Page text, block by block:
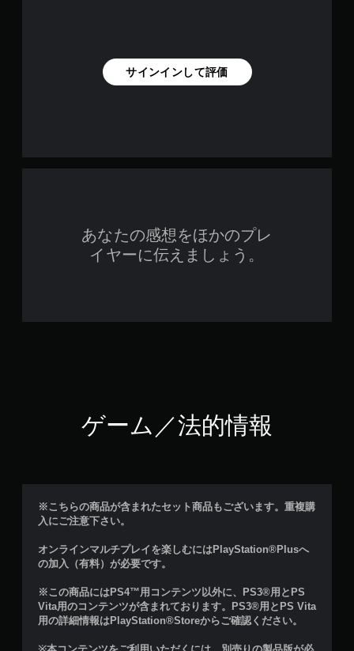
サインインして評価
あなたの感想をほかのプレ
イヤーに伝えましょう。
ゲーム／法的情報
※こちらの商品が含まれたセット商品もございます。重複購
入にご注意下さい。
オンラインマルチプレイを楽しむにはPlayStation®Plusへ
の加入（有料）が必要です。
※この商品にはPS4™用コンテンツ以外に、PS3®用とPS
Vita用のコンテンツが含まれております。PS3®用とPS Vita
用の詳細情報はPlayStation®Storeからご確認ください。